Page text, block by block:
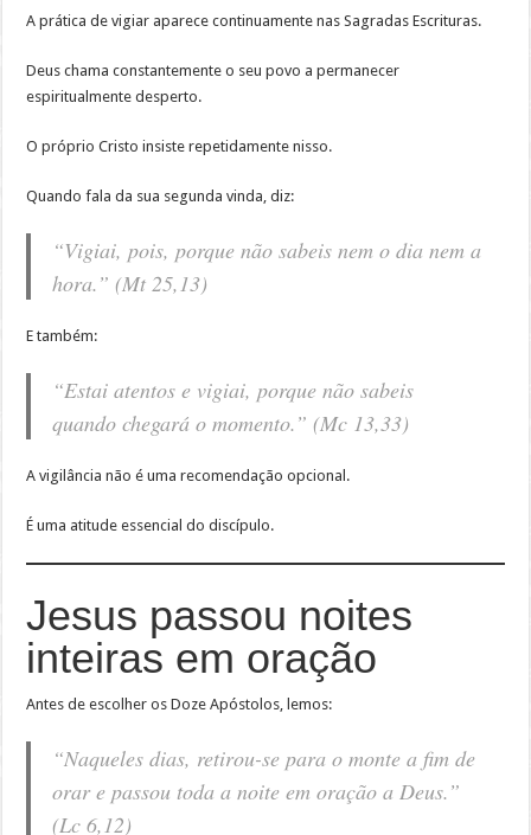
A prática de vigiar aparece continuamente nas Sagradas Escrituras.
Deus chama constantemente o seu povo a permanecer
espiritualmente desperto.
O próprio Cristo insiste repetidamente nisso.
Quando fala da sua segunda vinda, diz:
“Vigiai, pois, porque não sabeis nem o dia nem a
hora.” (Mt 25,13)
E também:
“Estai atentos e vigiai, porque não sabeis
quando chegará o momento.” (Mc 13,33)
A vigilância não é uma recomendação opcional.
É uma atitude essencial do discípulo.
Jesus passou noites
inteiras em oração
Antes de escolher os Doze Apóstolos, lemos:
“Naqueles dias, retirou-se para o monte a fim de
orar e passou toda a noite em oração a Deus.”
(Lc 6,12)